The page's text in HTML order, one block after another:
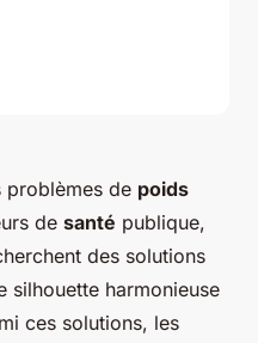
problèmes de poids
de santé publique,
des solutions
silhouette harmonieuse
ces solutions, les